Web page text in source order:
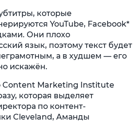
которые
YouTube, Facebook*
Они плохо
язык, поэтому текст будет
а в худшем — его
искажён.
Content Marketing Institute
которая выделяет
по контент-
Cleveland, Аманды